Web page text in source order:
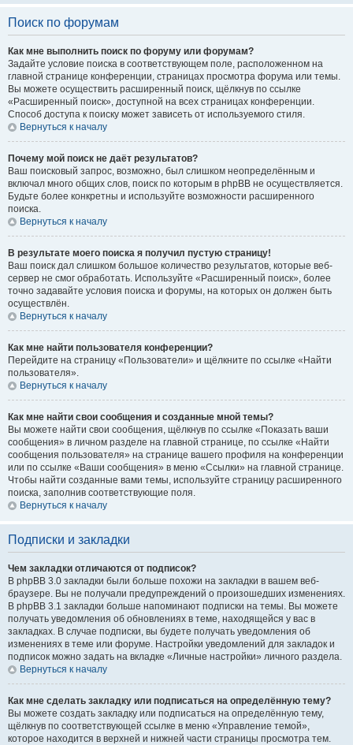
Поиск по форумам
Как мне выполнить поиск по форуму или форумам?
Задайте условие поиска в соответствующем поле, расположенном на
главной странице конференции, страницах просмотра форума или темы.
Вы можете осуществить расширенный поиск, щёлкнув по ссылке
«Расширенный поиск», доступной на всех страницах конференции.
Способ доступа к поиску может зависеть от используемого стиля.
Вернуться к началу
Почему мой поиск не даёт результатов?
Ваш поисковый запрос, возможно, был слишком неопределённым и
включал много общих слов, поиск по которым в phpBB не осуществляется.
Будьте более конкретны и используйте возможности расширенного
поиска.
Вернуться к началу
В результате моего поиска я получил пустую страницу!
Ваш поиск дал слишком большое количество результатов, которые веб-
сервер не смог обработать. Используйте «Расширенный поиск», более
точно задавайте условия поиска и форумы, на которых он должен быть
осуществлён.
Вернуться к началу
Как мне найти пользователя конференции?
Перейдите на страницу «Пользователи» и щёлкните по ссылке «Найти
пользователя».
Вернуться к началу
Как мне найти свои сообщения и созданные мной темы?
Вы можете найти свои сообщения, щёлкнув по ссылке «Показать ваши
сообщения» в личном разделе на главной странице, по ссылке «Найти
сообщения пользователя» на странице вашего профиля на конференции
или по ссылке «Ваши сообщения» в меню «Ссылки» на главной странице.
Чтобы найти созданные вами темы, используйте страницу расширенного
поиска, заполнив соответствующие поля.
Вернуться к началу
Подписки и закладки
Чем закладки отличаются от подписок?
В phpBB 3.0 закладки были больше похожи на закладки в вашем веб-
браузере. Вы не получали предупреждений о произошедших изменениях.
В phpBB 3.1 закладки больше напоминают подписки на темы. Вы можете
получать уведомления об обновлениях в теме, находящейся у вас в
закладках. В случае подписки, вы будете получать уведомления об
изменениях в теме или форуме. Настройки уведомлений для закладок и
подписок можно задать на вкладке «Личные настройки» личного раздела.
Вернуться к началу
Как мне сделать закладку или подписаться на определённую тему?
Вы можете создать закладку или подписаться на определённую тему,
щёлкнув по соответствующей ссылке в меню «Управление темой»,
которое находится в верхней и нижней части страницы просмотра тем.